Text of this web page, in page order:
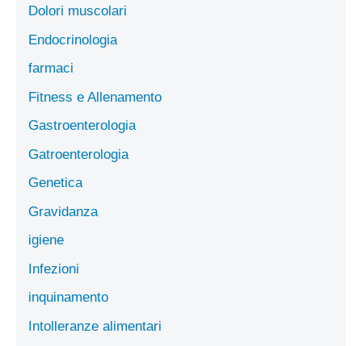
Dolori muscolari
Endocrinologia
farmaci
Fitness e Allenamento
Gastroenterologia
Gatroenterologia
Genetica
Gravidanza
igiene
Infezioni
inquinamento
Intolleranze alimentari